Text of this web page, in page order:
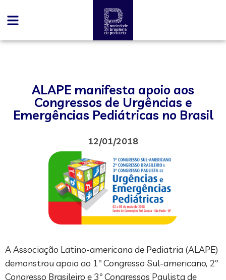
ALAPE manifesta apoio aos
Congressos de Urgências e
Emergências Pediátricas no Brasil
12/01/2018
A Associação Latino-americana de Pediatria (ALAPE)
demonstrou apoio ao 1º Congresso Sul-americano, 2º
Congresso Brasileiro e 3º Congressos Paulista de